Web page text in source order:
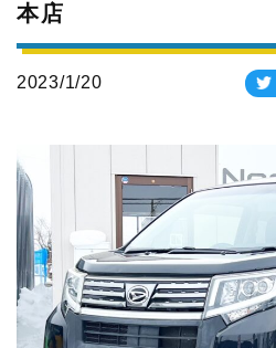
本店
2023/1/20